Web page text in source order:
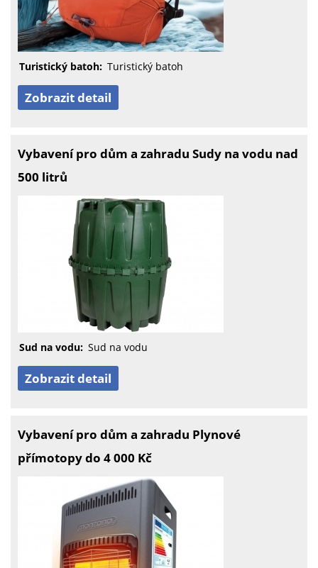
Turistický batoh: Turistický batoh
Zobrazit detail
Vybavení pro dům a zahradu Sudy na vodu nad
500 litrů
Sud na vodu: Sud na vodu
Zobrazit detail
Vybavení pro dům a zahradu Plynové
přímotopy do 4 000 Kč